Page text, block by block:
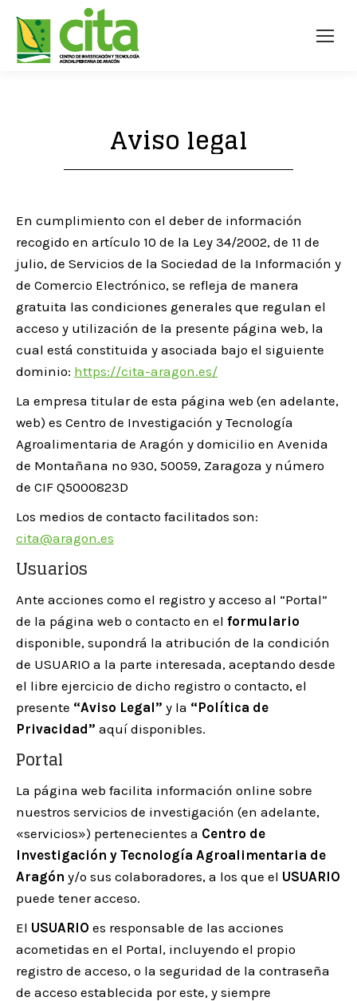
Aviso legal
En cumplimiento con el deber de información
recogido en artículo 10 de la Ley 34/2002, de 11 de
julio, de Servicios de la Sociedad de la Información y
de Comercio Electrónico, se refleja de manera
gratuita las condiciones generales que regulan el
acceso y utilización de la presente página web, la
cual está constituida y asociada bajo el siguiente
dominio: https://cita-aragon.es/
La empresa titular de esta página web (en adelante,
web) es Centro de Investigación y Tecnología
Agroalimentaria de Aragón y domicilio en Avenida
de Montañana nº 930, 50059, Zaragoza y número
de CIF Q5000823D
Los medios de contacto facilitados son:
cita@aragon.es
Usuarios
Ante acciones como el registro y acceso al “Portal”
de la página web o contacto en el formulario
disponible, supondrá la atribución de la condición
de USUARIO a la parte interesada, aceptando desde
el libre ejercicio de dicho registro o contacto, el
presente “Aviso Legal” y la “Política de
Privacidad” aquí disponibles.
Portal
La página web facilita información online sobre
nuestros servicios de investigación (en adelante,
«servicios») pertenecientes a Centro de
Investigación y Tecnología Agroalimentaria de
Aragón y/o sus colaboradores, a los que el USUARIO
puede tener acceso.
El USUARIO es responsable de las acciones
acometidas en el Portal, incluyendo el propio
registro de acceso, o la seguridad de la contraseña
de acceso establecida por este, y siempre